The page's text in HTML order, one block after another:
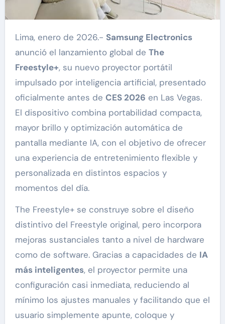
Lima, enero de 2026.- Samsung Electronics
anunció el lanzamiento global de The
Freestyle+, su nuevo proyector portátil
impulsado por inteligencia artificial, presentado
oficialmente antes de CES 2026 en Las Vegas.
El dispositivo combina portabilidad compacta,
mayor brillo y optimización automática de
pantalla mediante IA, con el objetivo de ofrecer
una experiencia de entretenimiento flexible y
personalizada en distintos espacios y
momentos del día.
The Freestyle+ se construye sobre el diseño
distintivo del Freestyle original, pero incorpora
mejoras sustanciales tanto a nivel de hardware
como de software. Gracias a capacidades de IA
más inteligentes, el proyector permite una
configuración casi inmediata, reduciendo al
mínimo los ajustes manuales y facilitando que el
usuario simplemente apunte, coloque y